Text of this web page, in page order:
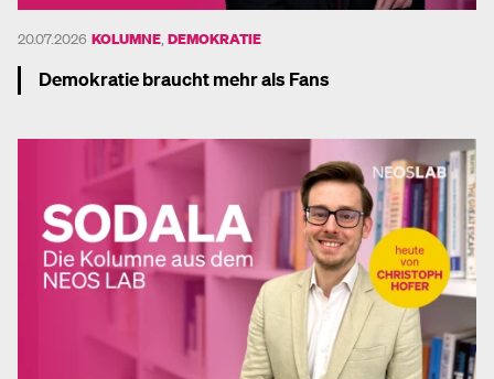
20.07.2026 KOLUMNE DEMOKRATIE
Demokratie braucht mehr als Fans